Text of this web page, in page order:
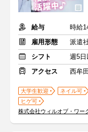
給与
時給
雇用形態
派遣
シフト
週5日
アクセス
西牟
大学生歓迎 ネイル可
ヒゲ可
株式会社ウィルオブ・ワー